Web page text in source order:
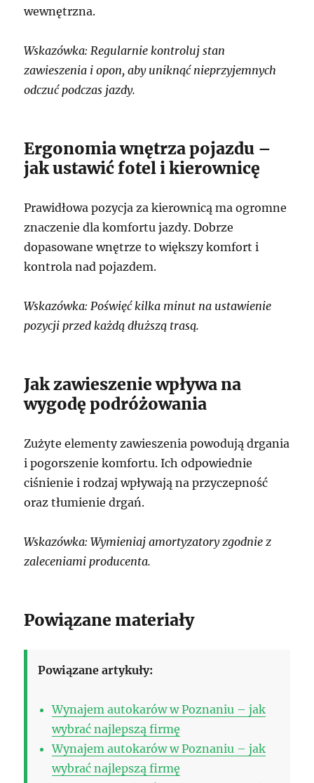
wewnętrzna.
Wskazówka: Regularnie kontroluj stan
zawieszenia i opon, aby uniknąć nieprzyjemnych
odczuć podczas jazdy.
Ergonomia wnętrza pojazdu –
jak ustawić fotel i kierownicę
Prawidłowa pozycja za kierownicą ma ogromne
znaczenie dla komfortu jazdy. Dobrze
dopasowane wnętrze to większy komfort i
kontrola nad pojazdem.
Wskazówka: Poświęć kilka minut na ustawienie
pozycji przed każdą dłuższą trasą.
Jak zawieszenie wpływa na
wygodę podróżowania
Zużyte elementy zawieszenia powodują drgania
i pogorszenie komfortu. Ich odpowiednie
ciśnienie i rodzaj wpływają na przyczepność
oraz tłumienie drgań.
Wskazówka: Wymieniaj amortyzatory zgodnie z
zaleceniami producenta.
Powiązane materiały
Powiązane artykuły:
Wynajem autokarów w Poznaniu – jak
wybrać najlepszą firmę
Wynajem autokarów w Poznaniu – jak
wybrać najlepszą firmę